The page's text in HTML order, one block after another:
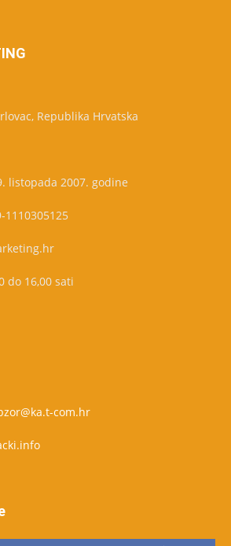
Republika Hrvatska
listopada 2007. godine
1110305125
do 16,00 sati
com.hr